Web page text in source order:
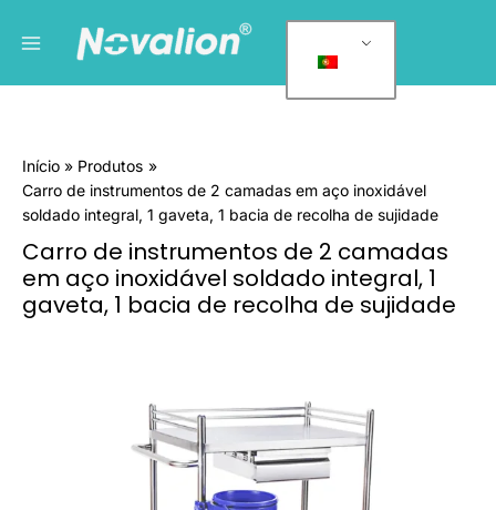
para
conteúdo
principal
a
o
r
a
d
Início
Produtos
Carro de instrumentos de 2 camadas em aço inoxidável
soldado integral, 1 gaveta, 1 bacia de recolha de sujidade
Carro de instrumentos de 2 camadas
em aço inoxidável soldado integral, 1
gaveta, 1 bacia de recolha de sujidade